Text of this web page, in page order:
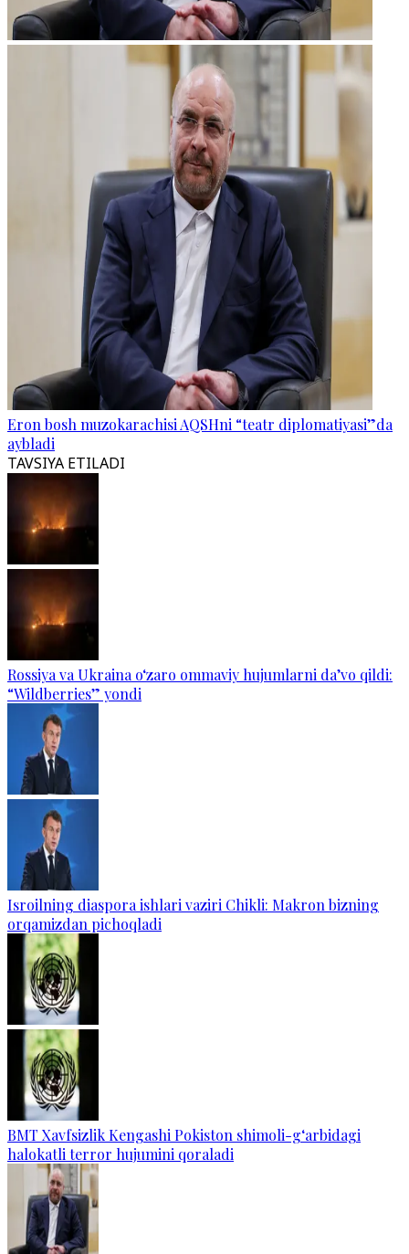
Eron bosh muzokarachisi AQSHni “teatr diplomatiyasi”da
aybladi
TAVSIYA ETILADI
Rossiya va Ukraina o‘zaro ommaviy hujumlarni da’vo qildi:
“Wildberries” yondi
Isroilning diaspora ishlari vaziri Chikli: Makron bizning
orqamizdan pichoqladi
BMT Xavfsizlik Kengashi Pokiston shimoli-g‘arbidagi
halokatli terror hujumini qoraladi